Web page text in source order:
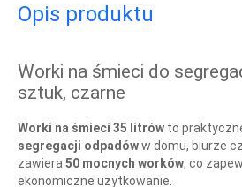
Opis produktu
Worki na śmieci do
sztuk, czarne
Worki na śmieci 35 litrów to
segregacji odpadóww domu, biurze
zawiera 50 mocnych worków, co
ekonomiczne użytkowanie.